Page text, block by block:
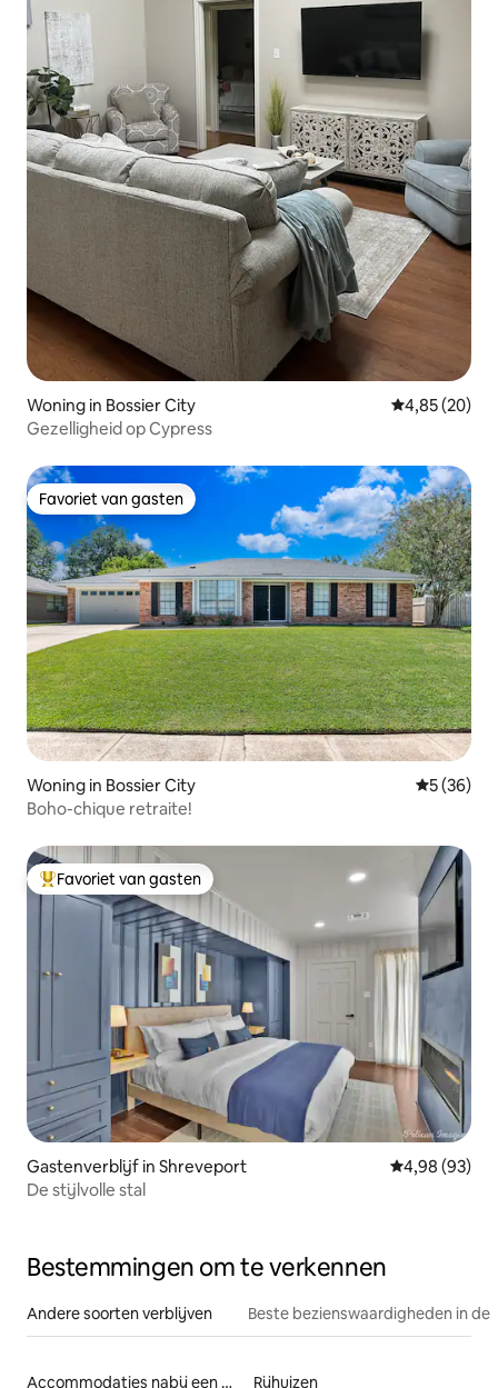
Woning in Bossier City Gemiddelde
4,85 (20)
Gezelligheid op Cypress
Favoriet van gasten
Favoriet van gasten
Woning in Bossier City
5 (36)
Boho-chique retraite!
Topfavoriet van gasten
Favoriet van gasten
Gastenverblijf in Shreveport Gemiddelde
4,98 (93)
De stijlvolle stal
Bestemmingen om te verkennen
Andere soorten verblijven Beste bezienswaardigheden in de
Accommodaties nabij een meer Rijhuizen